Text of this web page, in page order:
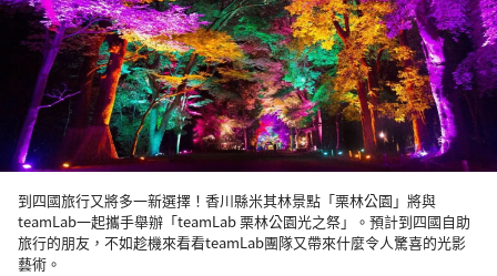
到四國旅行又將多一新選擇！香川縣米其林景點「栗林公園」將與
teamLab一起攜手舉辦「teamLab 栗林公園光之祭」。預計到四國自助
旅行的朋友，不如趁機來看看teamLab團隊又帶來什麼令人驚喜的光影
藝術。